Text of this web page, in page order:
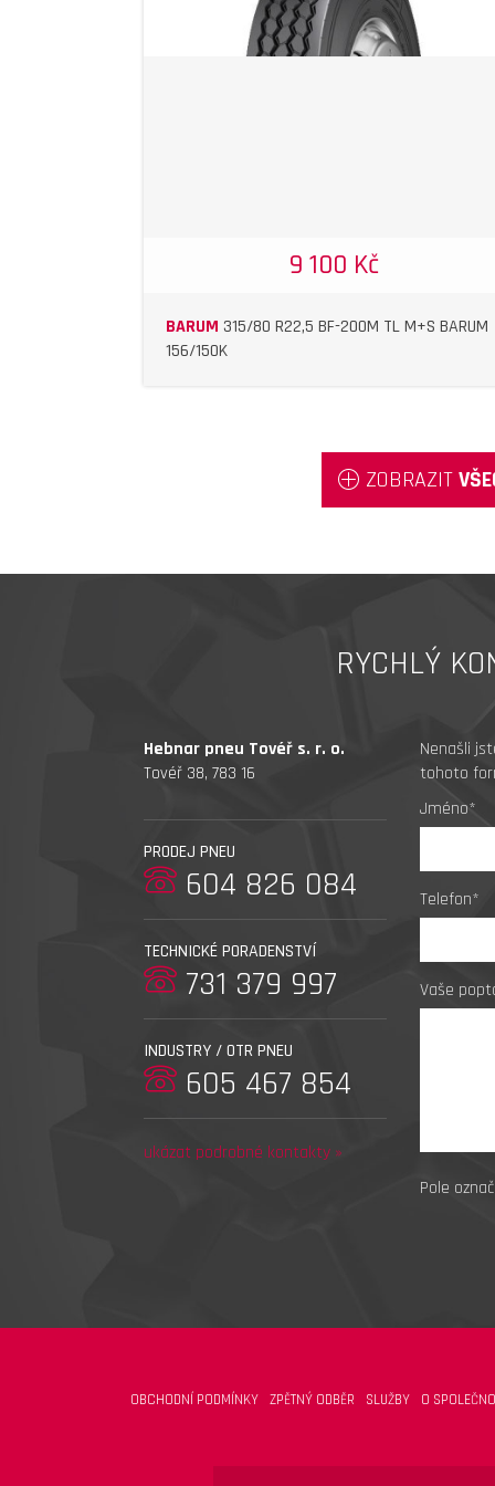
9 100 Kč
BARUM 315/80 R22,5 BF-200M TL M+S BARUM
156/150K
ZOBRAZIT
RYCHLÝ
Hebnar pneu Tovéř s. r. o.
Tovéř 38, 783 16
PRODEJ PNEU
604 826 084
TECHNICKÉ PORADENSTVÍ
731 379 997
INDUSTRY / OTR PNEU
605 467 854
ukázat podrobné kontakty »
Nenašli
tohoto
Jméno*
Telefon*
Vaše
Pole
OBCHODNÍ PODMÍNKY ZPĚTNÝ ODBĚR SLUŽBY O